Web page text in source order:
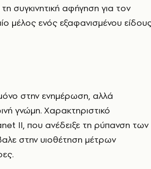
συγκινητική αφήγηση για τον
μέλος ενός εξαφανισμένου
στην ενημέρωση, αλλά
γνώμη. Χαρακτηριστικό
II, που ανέδειξε τη ρύπανση των
στην υιοθέτηση μέτρων